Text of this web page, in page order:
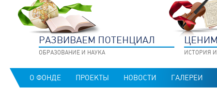
РАЗВИВАЕМ ПОТЕНЦИАЛ
ОБРАЗОВАНИЕ И НАУКА ИСТОРИЯ
О ФОНДЕ ПРОЕКТЫ НОВОСТИ ГАЛЕРЕИ